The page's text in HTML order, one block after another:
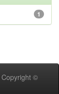
1
Copyright ©